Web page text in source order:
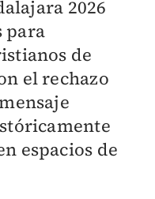
2026
para
de
el rechazo
espacios de